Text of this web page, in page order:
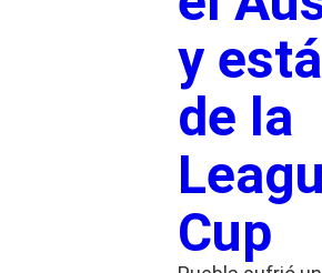
y
de la
Cup